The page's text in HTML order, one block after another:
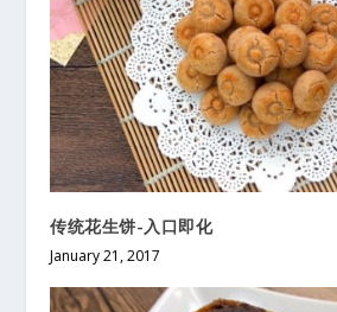
传统花生饼-入口即化
January 21, 2017